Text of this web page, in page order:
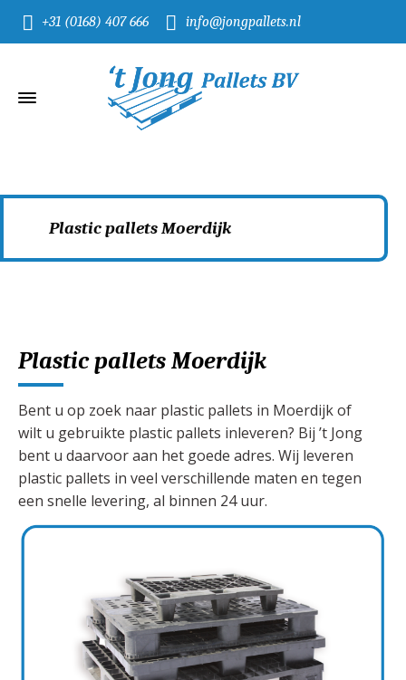
+31 (0168) 407 666 info@jongpallets.nl
Plastic pallets Moerdijk
Plastic pallets Moerdijk
Bent u op zoek naar plastic pallets in Moerdijk of
wilt u gebruikte plastic pallets inleveren? Bij ’t Jong
bent u daarvoor aan het goede adres. Wij leveren
plastic pallets in veel verschillende maten en tegen
een snelle levering, al binnen 24 uur.